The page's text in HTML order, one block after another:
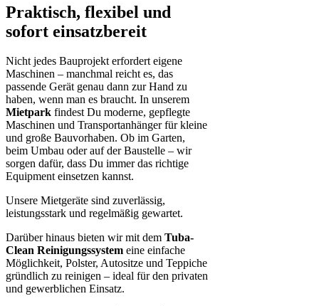
Praktisch, flexibel und
sofort einsatzbereit
Nicht jedes Bauprojekt erfordert eigene
Maschinen – manchmal reicht es, das
passende Gerät genau dann zur Hand zu
haben, wenn man es braucht. In unserem
Mietpark findest Du moderne, gepflegte
Maschinen und Transportanhänger für kleine
und große Bauvorhaben. Ob im Garten,
beim Umbau oder auf der Baustelle – wir
sorgen dafür, dass Du immer das richtige
Equipment einsetzen kannst.
Unsere Mietgeräte sind zuverlässig,
leistungsstark und regelmäßig gewartet.
Darüber hinaus bieten wir mit dem Tuba-
Clean Reinigungssystem eine einfache
Möglichkeit, Polster, Autositze und Teppiche
gründlich zu reinigen – ideal für den privaten
und gewerblichen Einsatz.